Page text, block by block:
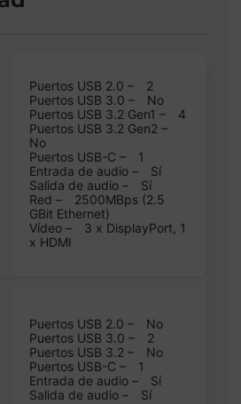
Puertos USB 2.0 –
2
Puertos USB 3.0 –
No
Puertos USB 3.2 Gen1 –
4
Puertos USB 3.2 Gen2 –
No
Puertos USB-C –
1
Entrada de audio –
Sí
Salida de audio –
Sí
Red –
2500MBps (2.5
GBit Ethernet)
Vídeo –
3 x DisplayPort, 1
x HDMI
Puertos USB 2.0 –
No
Puertos USB 3.0 –
2
Puertos USB 3.2 –
No
Puertos USB-C –
1
Entrada de audio –
Sí
Salida de audio –
Sí